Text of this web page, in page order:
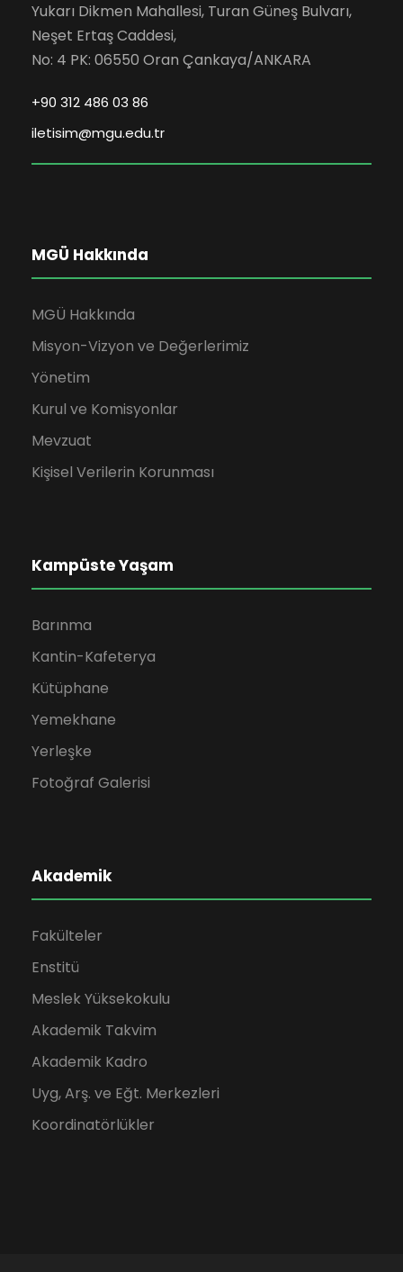
Yukarı Dikmen Mahallesi, Turan Güneş Bulvarı,
Neşet Ertaş Caddesi,
No: 4 PK: 06550 Oran Çankaya/ANKARA
+90 312 486 03 86
iletisim@mgu.edu.tr
MGÜ Hakkında
MGÜ Hakkında
Misyon-Vizyon ve Değerlerimiz
Yönetim
Kurul ve Komisyonlar
Mevzuat
Kişisel Verilerin Korunması
Kampüste Yaşam
Barınma
Kantin-Kafeterya
Kütüphane
Yemekhane
Yerleşke
Fotoğraf Galerisi
Akademik
Fakülteler
Enstitü
Meslek Yüksekokulu
Akademik Takvim
Akademik Kadro
Uyg, Arş. ve Eğt. Merkezleri
Koordinatörlükler